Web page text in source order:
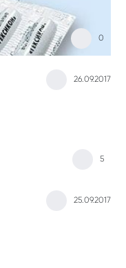
26.09.2017
0
25.09.2017
5